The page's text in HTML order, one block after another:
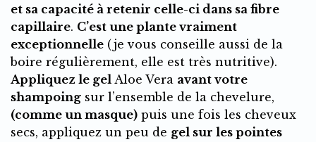
et sa capacité à retenir celle-ci dans sa fibre
capillaire. C’est une plante vraiment
exceptionnelle (je vous conseille aussi de la
boire régulièrement, elle est très nutritive).
Appliquez le gel Aloe Vera avant votre
shampoing sur l’ensemble de la chevelure,
(comme un masque) puis une fois les cheveux
secs, appliquez un peu de gel sur les pointes